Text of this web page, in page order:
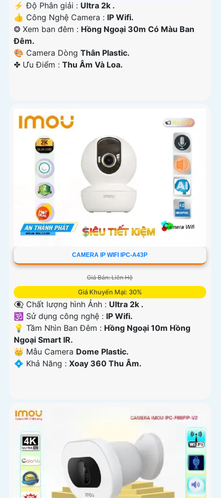
️⚡ Độ Phân giải : Ultra 2k .
👍 Công Nghệ Camera : IP Wifi.
❂ Xem ban đêm : Hồng Ngoại 30m Có Màu Ban
Đêm.
🎨 Camera Dòng Thân Plastic.
️✤ Ưu Điểm : Thu Âm Và Loa.
CAMERA IP WIFI IPC-A43P
Giá Bán: Liên Hệ
Giá Khuyến Mại: 30%
👁️‍🗨 Chất lượng hình Ảnh : Ultra 2k .
🕉️ Sử dụng công nghệ : IP Wifi.
💡 Tầm Nhìn Ban Đêm : Hồng Ngoại 10m Hồng
Ngoại Smart IR.
👑 Mẫu Camera Dome Plastic.
️💠 Khả Năng : Xoay 360 Thu Âm.